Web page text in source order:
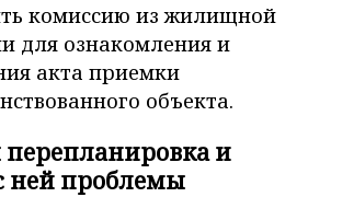
комиссию из жилищной
для ознакомления и
акта приемки
объекта.
перепланировка и
ней проблемы